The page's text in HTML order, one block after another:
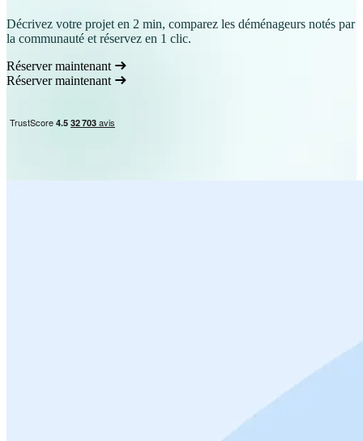
Décrivez votre projet en 2 min, comparez les déménageurs notés par
la communauté et réservez en 1 clic.
Réserver maintenant
Réserver maintenant